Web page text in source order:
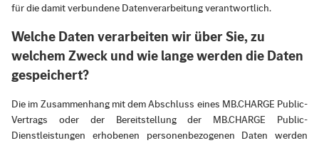
für die damit verbundene Datenverarbeitung verantwortlich.
Welche Daten verarbeiten wir über Sie, zu
welchem Zweck und wie lange werden die Daten
gespeichert?
Die im Zusammenhang mit dem Abschluss eines MB.CHARGE Public-
Vertrags oder der Bereitstellung der MB.CHARGE Public-
Dienstleistungen erhobenen personenbezogenen Daten werden